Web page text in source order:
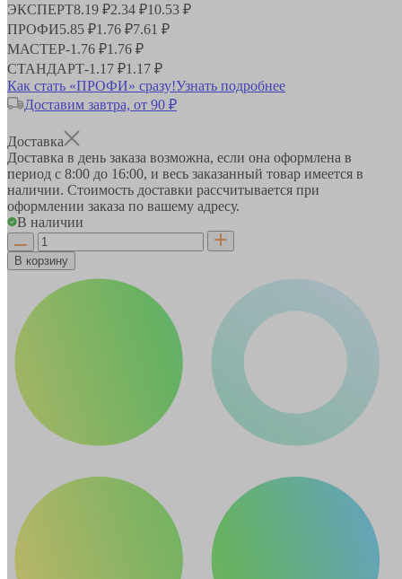
ЭКСПЕРТ8.19 ₽2.34 ₽10.53 ₽
ПРОФИ5.85 ₽1.76 ₽7.61 ₽
МАСТЕР-1.76 ₽1.76 ₽
СТАНДАРТ-1.17 ₽1.17 ₽
Как стать «ПРОФИ» сразу!Узнать подробнее
Доставим завтра, от 90 ₽
Доставка
Доставка в день заказа возможна, если она оформлена в
период с 8:00 до 16:00, и весь заказанный товар имеется в
наличии. Стоимость доставки рассчитывается при
оформлении заказа по вашему адресу.
В наличии
В корзину